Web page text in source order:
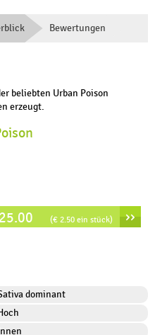
Bewertungen
beliebten Urban Poison
erzeugt.
››
(€ 2.50 ein stück)
dominant